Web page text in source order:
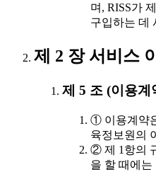
며, RISS가
구입하는 데
제 2 장 서비스
제 5 조 (이용계
① 이용계약
육정보원의
② 제 1항의
을 할 때에는